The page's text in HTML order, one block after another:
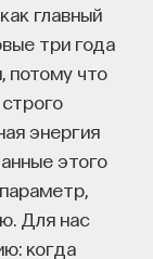
главный
три года
потому что
энергия
этого
Для нас
когда
понять,
будет
опыт
шанс
вместе